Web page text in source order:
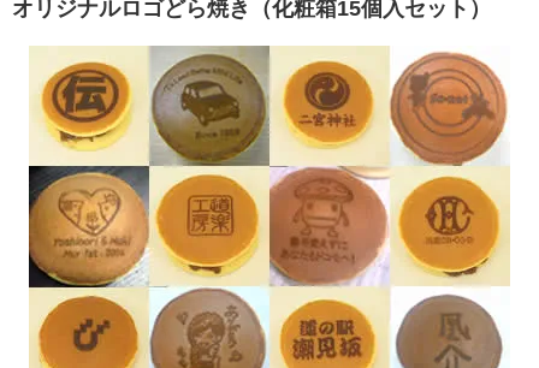
オリジナルロゴどら焼き（化粧箱15個入セット）